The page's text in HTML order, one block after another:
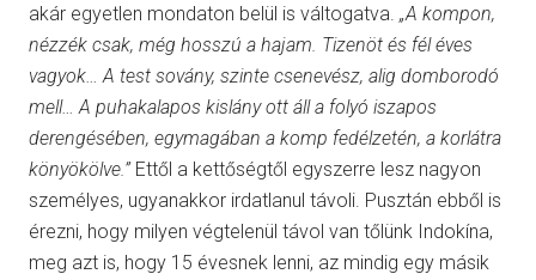
akár egyetlen mondaton belül is váltogatva. „A kompon,
nézzék csak, még hosszú a hajam. Tizenöt és fél éves
vagyok… A test sovány, szinte csenevész, alig domborodó
mell… A puhakalapos kislány ott áll a folyó iszapos
derengésében, egymagában a komp fedélzetén, a korlátra
könyökölve.”Ettől a kettőségtől egyszerre lesz nagyon
személyes, ugyanakkor irdatlanul távoli. Pusztán ebből is
érezni, hogy milyen végtelenül távol van tőlünk Indokína,
meg azt is, hogy 15 évesnek lenni, az mindig egy másik